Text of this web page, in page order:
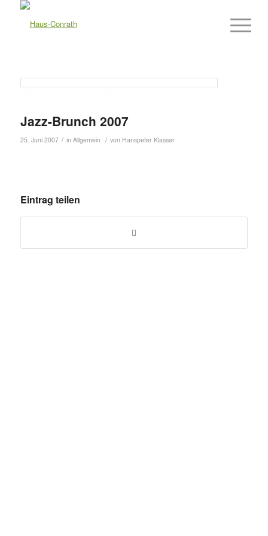
Jazz-Brunch 2007
25. Juni 2007 / in Allgemein / von Hanspeter Klasser
Eintrag teilen